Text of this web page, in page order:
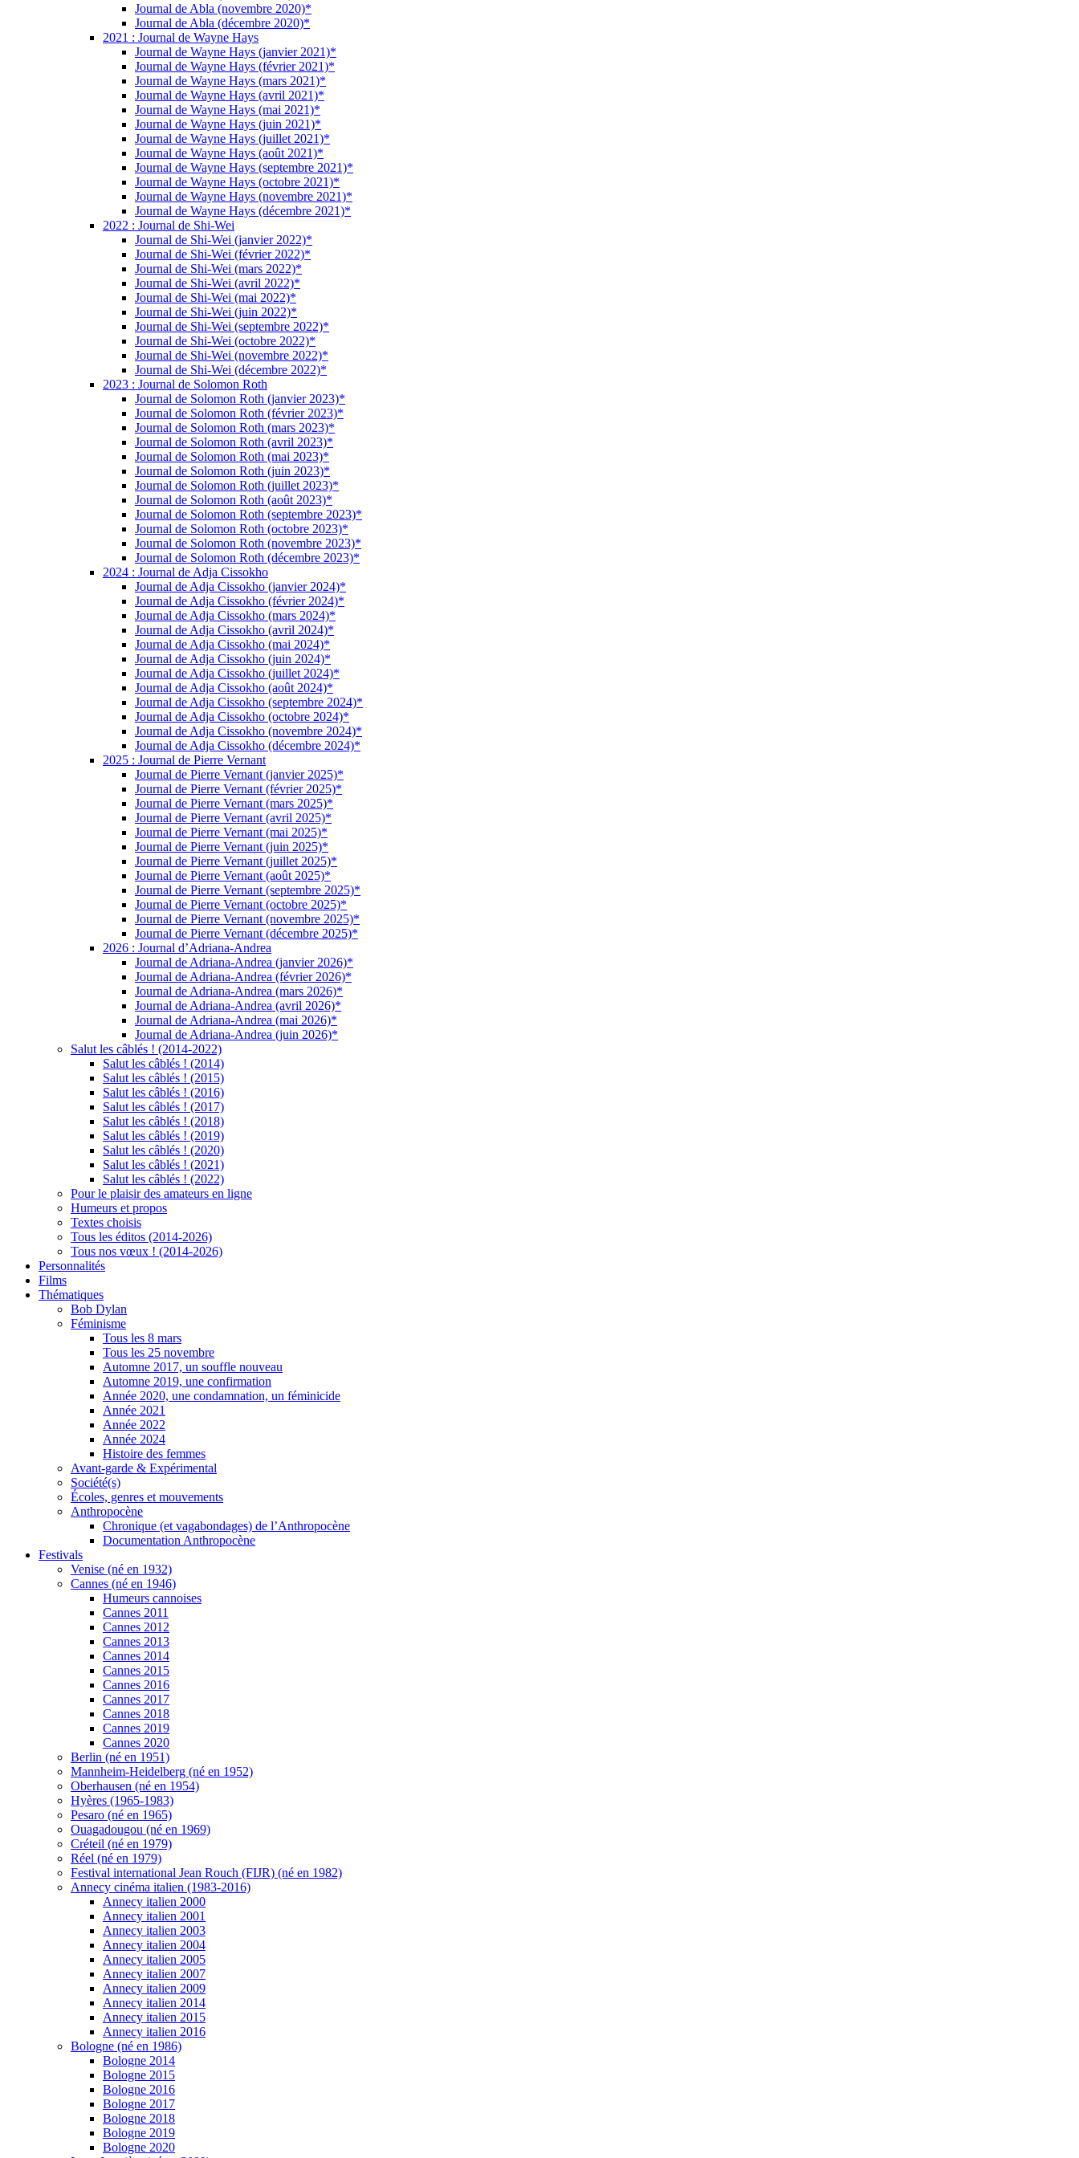
Journal de Abla (novembre 2020)*
Journal de Abla (décembre 2020)*
2021 : Journal de Wayne Hays
Journal de Wayne Hays (janvier 2021)*
Journal de Wayne Hays (février 2021)*
Journal de Wayne Hays (mars 2021)*
Journal de Wayne Hays (avril 2021)*
Journal de Wayne Hays (mai 2021)*
Journal de Wayne Hays (juin 2021)*
Journal de Wayne Hays (juillet 2021)*
Journal de Wayne Hays (août 2021)*
Journal de Wayne Hays (septembre 2021)*
Journal de Wayne Hays (octobre 2021)*
Journal de Wayne Hays (novembre 2021)*
Journal de Wayne Hays (décembre 2021)*
2022 : Journal de Shi-Wei
Journal de Shi-Wei (janvier 2022)*
Journal de Shi-Wei (février 2022)*
Journal de Shi-Wei (mars 2022)*
Journal de Shi-Wei (avril 2022)*
Journal de Shi-Wei (mai 2022)*
Journal de Shi-Wei (juin 2022)*
Journal de Shi-Wei (septembre 2022)*
Journal de Shi-Wei (octobre 2022)*
Journal de Shi-Wei (novembre 2022)*
Journal de Shi-Wei (décembre 2022)*
2023 : Journal de Solomon Roth
Journal de Solomon Roth (janvier 2023)*
Journal de Solomon Roth (février 2023)*
Journal de Solomon Roth (mars 2023)*
Journal de Solomon Roth (avril 2023)*
Journal de Solomon Roth (mai 2023)*
Journal de Solomon Roth (juin 2023)*
Journal de Solomon Roth (juillet 2023)*
Journal de Solomon Roth (août 2023)*
Journal de Solomon Roth (septembre 2023)*
Journal de Solomon Roth (octobre 2023)*
Journal de Solomon Roth (novembre 2023)*
Journal de Solomon Roth (décembre 2023)*
2024 : Journal de Adja Cissokho
Journal de Adja Cissokho (janvier 2024)*
Journal de Adja Cissokho (février 2024)*
Journal de Adja Cissokho (mars 2024)*
Journal de Adja Cissokho (avril 2024)*
Journal de Adja Cissokho (mai 2024)*
Journal de Adja Cissokho (juin 2024)*
Journal de Adja Cissokho (juillet 2024)*
Journal de Adja Cissokho (août 2024)*
Journal de Adja Cissokho (septembre 2024)*
Journal de Adja Cissokho (octobre 2024)*
Journal de Adja Cissokho (novembre 2024)*
Journal de Adja Cissokho (décembre 2024)*
2025 : Journal de Pierre Vernant
Journal de Pierre Vernant (janvier 2025)*
Journal de Pierre Vernant (février 2025)*
Journal de Pierre Vernant (mars 2025)*
Journal de Pierre Vernant (avril 2025)*
Journal de Pierre Vernant (mai 2025)*
Journal de Pierre Vernant (juin 2025)*
Journal de Pierre Vernant (juillet 2025)*
Journal de Pierre Vernant (août 2025)*
Journal de Pierre Vernant (septembre 2025)*
Journal de Pierre Vernant (octobre 2025)*
Journal de Pierre Vernant (novembre 2025)*
Journal de Pierre Vernant (décembre 2025)*
2026 : Journal d’Adriana-Andrea
Journal de Adriana-Andrea (janvier 2026)*
Journal de Adriana-Andrea (février 2026)*
Journal de Adriana-Andrea (mars 2026)*
Journal de Adriana-Andrea (avril 2026)*
Journal de Adriana-Andrea (mai 2026)*
Journal de Adriana-Andrea (juin 2026)*
Salut les câblés ! (2014-2022)
Salut les câblés ! (2014)
Salut les câblés ! (2015)
Salut les câblés ! (2016)
Salut les câblés ! (2017)
Salut les câblés ! (2018)
Salut les câblés ! (2019)
Salut les câblés ! (2020)
Salut les câblés ! (2021)
Salut les câblés ! (2022)
Pour le plaisir des amateurs en ligne
Humeurs et propos
Textes choisis
Tous les éditos (2014-2026)
Tous nos vœux ! (2014-2026)
Personnalités
Films
Thématiques
Bob Dylan
Féminisme
Tous les 8 mars
Tous les 25 novembre
Automne 2017, un souffle nouveau
Automne 2019, une confirmation
Année 2020, une condamnation, un féminicide
Année 2021
Année 2022
Année 2024
Histoire des femmes
Avant-garde & Expérimental
Société(s)
Écoles, genres et mouvements
Anthropocène
Chronique (et vagabondages) de l’Anthropocène
Documentation Anthropocène
Festivals
Venise (né en 1932)
Cannes (né en 1946)
Humeurs cannoises
Cannes 2011
Cannes 2012
Cannes 2013
Cannes 2014
Cannes 2015
Cannes 2016
Cannes 2017
Cannes 2018
Cannes 2019
Cannes 2020
Berlin (né en 1951)
Mannheim-Heidelberg (né en 1952)
Oberhausen (né en 1954)
Hyères (1965-1983)
Pesaro (né en 1965)
Ouagadougou (né en 1969)
Créteil (né en 1979)
Réel (né en 1979)
Festival international Jean Rouch (FIJR) (né en 1982)
Annecy cinéma italien (1983-2016)
Annecy italien 2000
Annecy italien 2001
Annecy italien 2003
Annecy italien 2004
Annecy italien 2005
Annecy italien 2007
Annecy italien 2009
Annecy italien 2014
Annecy italien 2015
Annecy italien 2016
Bologne (né en 1986)
Bologne 2014
Bologne 2015
Bologne 2016
Bologne 2017
Bologne 2018
Bologne 2019
Bologne 2020